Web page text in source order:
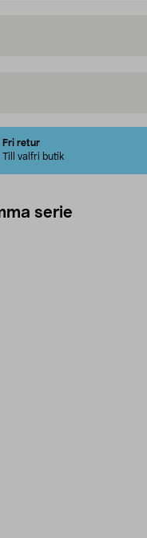
Fri retur
Till valfri butik
serie